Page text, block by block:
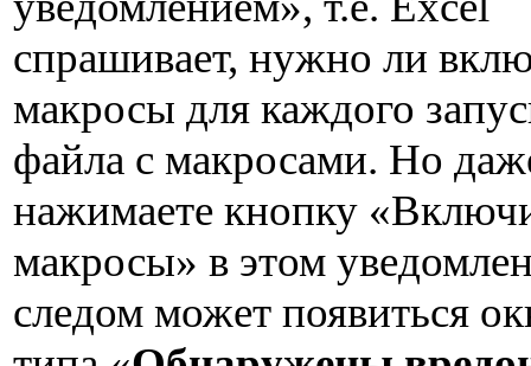
спрашивает, нужно ли
макросы для каждого
файла с макросами. Но
нажимаете кнопку
макросы» в этом
следом может появиться